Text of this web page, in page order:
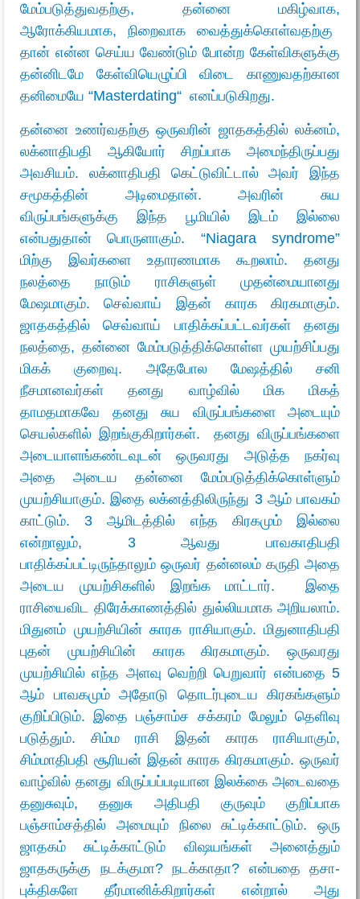
மேம்படுத்துவதற்கு, தன்னை மகிழ்வாக,
ஆரோக்கியமாக, நிறைவாக வைத்துக்கொள்வதற்கு
தான் என்ன செய்ய வேண்டும் போன்ற கேள்விகளுக்கு
தன்னிடமே கேள்வியெழுப்பி விடை காணுவதற்கான
தனிமையே “Masterdating“ எனப்படுகிறது.
தன்னை உணர்வதற்கு ஒருவரின் ஜாதகத்தில் லக்னம்,
லக்னாதிபதி ஆகியோர் சிறப்பாக அமைந்திருப்பது
அவசியம். லக்னாதிபதி கெட்டுவிட்டால் அவர் இந்த
சமூகத்தின் அடிமைதான். அவரின் சுய
விருப்பங்களுக்கு இந்த பூமியில் இடம் இல்லை
என்பதுதான் பொருளாகும். “Niagara syndrome”
மிற்கு இவர்களை உதாரணமாக கூறலாம். தனது
நலத்தை நாடும் ராசிகளுள் முதன்மையானது
மேஷமாகும். செவ்வாய் இதன் காரக கிரகமாகும்.
ஜாதகத்தில் செவ்வாய் பாதிக்கப்பட்டவர்கள் தனது
நலத்தை, தன்னை மேம்படுத்திக்கொள்ள முயற்சிப்பது
மிகக் குறைவு. அதேபோல மேஷத்தில் சனி
நீசமானவர்கள் தனது வாழ்வில் மிக மிகத்
தாமதமாகவே தனது சுய விருப்பங்களை அடையும்
செயல்களில் இறங்குகிறார்கள். தனது விருப்பங்களை
அடையாளங்கண்டவுடன் ஒருவரது அடுத்த நகர்வு
அதை அடைய தன்னை மேம்படுத்திக்கொள்ளும்
முயற்சியாகும். இதை லக்னத்திலிருந்து 3 ஆம் பாவகம்
காட்டும். 3 ஆமிடத்தில் எந்த கிரகமும் இல்லை
என்றாலும், 3 ஆவது பாவகாதிபதி
பாதிக்கப்பட்டிருந்தாலும் ஒருவர் தன்னலம் கருதி அதை
அடைய முயற்சிகளில் இறங்க மாட்டார். இதை
ராசியைவிட திரேக்காணத்தில் துல்லியமாக அறியலாம்.
மிதுனம் முயற்சியின் காரக ராசியாகும். மிதுனாதிபதி
புதன் முயற்சியின் காரக கிரகமாகும். ஒருவரது
முயற்சியில் எந்த அளவு வெற்றி பெறுவார் என்பதை 5
ஆம் பாவகமும் அதோடு தொடர்புடைய கிரகங்களும்
குறிப்பிடும். இதை பஞ்சாம்ச சக்கரம் மேலும் தெளிவு
படுத்தும். சிம்ம ராசி இதன் காரக ராசியாகும்,
சிம்மாதிபதி சூரியன் இதன் காரக கிரகமாகும். ஒருவர்
வாழ்வில் தனது விருப்பப்படியான இலக்கை அடைவதை
தனுசுவும், தனுசு அதிபதி குருவும் குறிப்பாக
பஞ்சாம்சத்தில் அமையும் நிலை சுட்டிக்காட்டும். ஒரு
ஜாதகம் சுட்டிக்காட்டும் விஷயங்கள் அனைத்தும்
ஜாதகருக்கு நடக்குமா? நடக்காதா? என்பதை தசா-
புக்திகளே தீர்மானிக்கிறார்கள் என்றால் அது